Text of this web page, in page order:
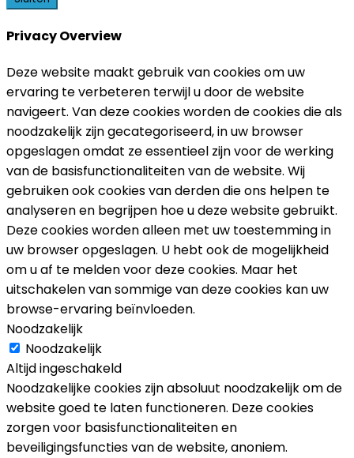
Privacy Overview
Deze website maakt gebruik van cookies om uw
ervaring te verbeteren terwijl u door de website
navigeert. Van deze cookies worden de cookies die als
noodzakelijk zijn gecategoriseerd, in uw browser
opgeslagen omdat ze essentieel zijn voor de werking
van de basisfunctionaliteiten van de website. Wij
gebruiken ook cookies van derden die ons helpen te
analyseren en begrijpen hoe u deze website gebruikt.
Deze cookies worden alleen met uw toestemming in
uw browser opgeslagen. U hebt ook de mogelijkheid
om u af te melden voor deze cookies. Maar het
uitschakelen van sommige van deze cookies kan uw
browse-ervaring beïnvloeden.
Noodzakelijk
Noodzakelijk
Altijd ingeschakeld
Noodzakelijke cookies zijn absoluut noodzakelijk om de
website goed te laten functioneren. Deze cookies
zorgen voor basisfunctionaliteiten en
beveiligingsfuncties van de website, anoniem.